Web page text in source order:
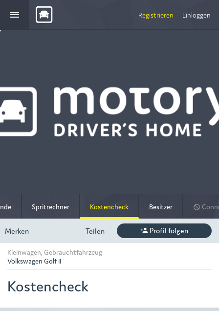
menu Registrieren Einloggen
Spritrechner Kostencheck Besitzer do_not_disturb
Merken Teilen person_add Profil folgen
Kleinwagen, Gebrauchtfahrzeug
Volkswagen Golf II
Kostencheck